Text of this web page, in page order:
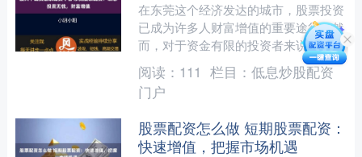
在东莞这个经济发达的城市，股票投资
已成为许多人财富增值的重要途径。然
而，对于资金有限的投资者来说，股票
配资无疑是助力投资的利器。 配资杠
杆灵活，投资者可根据自身....
阅读： 111 栏目： 低息炒股配资
门户
股票配资怎么做 短期股票配资：
快速增值，把握市场机遇